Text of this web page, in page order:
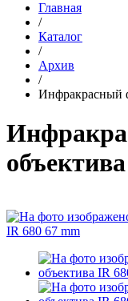
Главная
/
Каталог
/
Архив
/
Инфракрасный